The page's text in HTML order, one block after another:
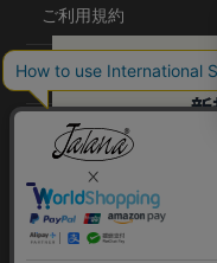
ご利用規約
プライバシーポリシー
特定商取引法について
会社概要